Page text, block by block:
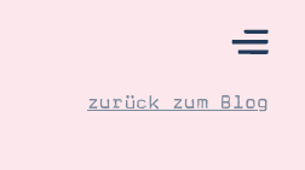
zurück zum Blog